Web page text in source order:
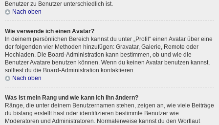
Benutzer zu Benutzer unterschiedlich ist.
Nach oben
Wie verwende ich einen Avatar?
In deinem persönlichen Bereich kannst du unter „Profil“ einen Avatar über eine
der folgenden vier Methoden hinzufügen: Gravatar, Galerie, Remote oder
Hochladen. Die Board-Administration kann bestimmen, ob und wie die
Benutzer Avatare benutzen können. Wenn du keinen Avatar benutzen kannst,
solltest du die Board-Administration kontaktieren.
Nach oben
Was ist mein Rang und wie kann ich ihn ändern?
Ränge, die unter deinem Benutzernamen stehen, zeigen an, wie viele Beiträge
du bislang erstellt hast oder identifizieren bestimmte Benutzer wie
Moderatoren und Administratoren. Normalerweise kannst du den Wortlaut